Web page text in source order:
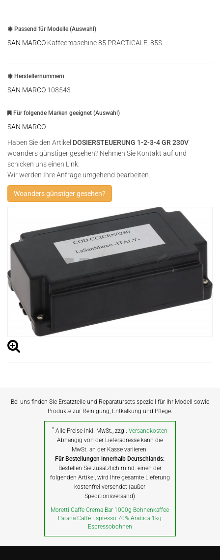
Passend für Modelle (Auswahl)
SAN MARCO Kaffeemaschine 85 PRACTICALE, 85S
Herstellernummern
SAN MARCO 108543
Für folgende Marken geeignet (Auswahl)
SAN MARCO
Haben Sie den Artikel DOSIERSTEUERUNG 1-2-3-4 GR 230V
woanders günstiger gesehen? Nehmen Sie Kontakt auf und
schicken uns einen Link.
Wir werden Ihre Anfrage umgehend bearbeiten.
Woanders günstiger gesehen?
Bei uns finden Sie Ersatzteile und Reparatursets speziell für Ihr Modell sowie
Produkte zur Reinigung, Entkalkung und Pflege.
* Alle Preise inkl. MwSt., zzgl.Versandkosten
Abhängig von der Lieferadresse kann die
MwSt. an der Kasse variieren.
Für Bestellungen innerhalb Deutschlands:
Bestellen Sie zusätzlich mind. einen der
folgenden Artikel, wird Ihre gesamte Lieferung
kostenfrei versendet (außer
Speditionsversand)
Moretti Caffe Crema Bar 1000g Bohnenkaffee
Paranà Caffè Espresso 70% Arabica 1kg
Espressobohnen